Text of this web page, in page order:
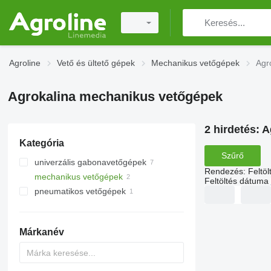
Agroline Vető és ültető gépek Mechanikus vetőgépek
Agrokalina mechanikus vetőgépek
Kategória
univerzális gabonavetőgépek
mechanikus vetőgépek
pneumatikos vetőgépek
Márkanév
2 hirdetés:
Szűrő
Rendezés:
Feltöltés dátuma